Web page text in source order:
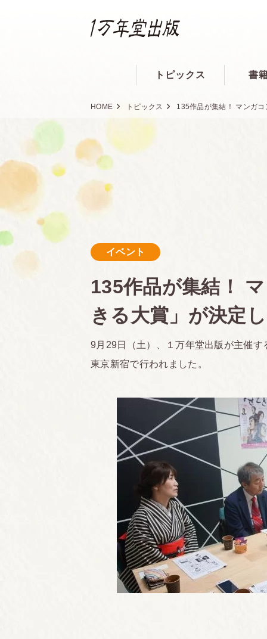
トピックス 書
HOME トピックス 135作品が集結！ マンガ
イベント
135作品が集結！
きる大賞」が決定
9月29日（土）、１万年堂出版が主催
東京新宿で行われました。